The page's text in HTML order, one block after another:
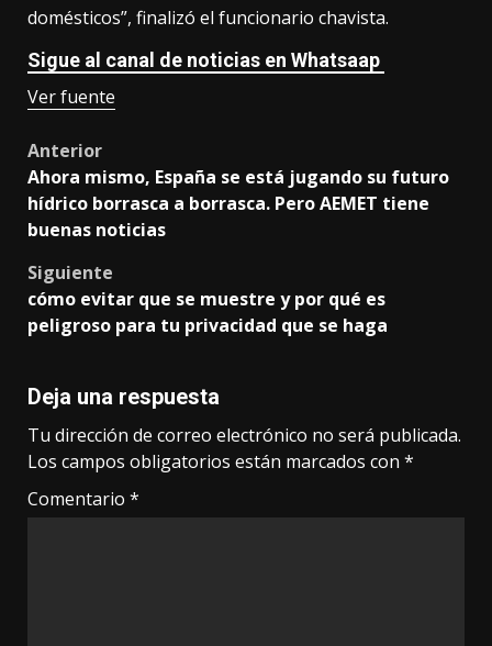
domésticos”, finalizó el funcionario chavista.
Sigue al canal de noticias en Whatsaap
Ver fuente
Post
navigation
Anterior
Ahora mismo, España se está jugando su futuro
hídrico borrasca a borrasca. Pero AEMET tiene
buenas noticias
Siguiente
cómo evitar que se muestre y por qué es
peligroso para tu privacidad que se haga
Deja una respuesta
Tu dirección de correo electrónico no será publicada.
Los campos obligatorios están marcados con *
Comentario *